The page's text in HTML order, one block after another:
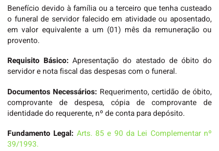
Benefício devido à família ou a terceiro que tenha custeado
o funeral de servidor falecido em atividade ou aposentado,
em valor equivalente a um (01) mês da remuneração ou
provento.
Requisito Básico: Apresentação do atestado de óbito do
servidor e nota fiscal das despesas com o funeral.
Documentos Necessários: Requerimento, certidão de óbito,
comprovante de despesa, cópia de comprovante de
identidade do requerente, nº de conta para depósito.
Fundamento Legal: Arts. 85 e 90 da Lei Complementar nº
39/1993.